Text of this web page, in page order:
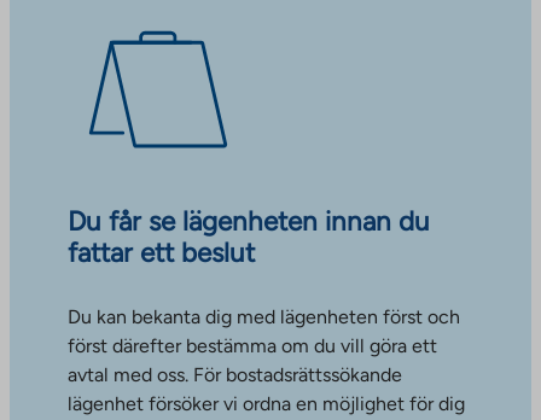
Du får se lägenheten innan du
fattar ett beslut
Du kan bekanta dig med lägenheten först och
först därefter bestämma om du vill göra ett
avtal med oss. För bostadsrättssökande
lägenhet försöker vi ordna en möjlighet för dig